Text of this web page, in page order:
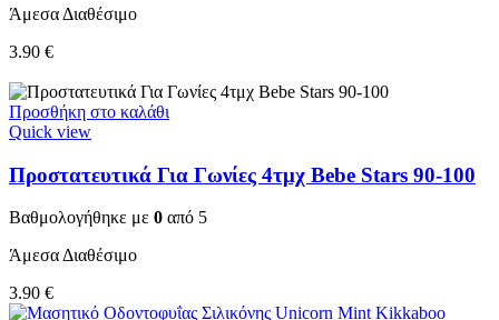
Άμεσα Διαθέσιμο
3.90 €
Προσθήκη στο καλάθι
Quick view
Προστατευτικά Για Γωνίες 4τμχ Bebe Stars 90-100
Βαθμολογήθηκε με 0 από 5
Άμεσα Διαθέσιμο
3.90 €